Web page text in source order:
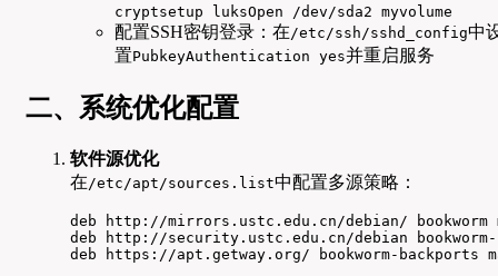
cryptsetup luksOpen /dev/sda2 myvolume
配置SSH密钥登录：在/etc/ssh/sshd_config中
置PubkeyAuthentication yes并重启服务
二、系统优化配置
软件源优化
在/etc/apt/sources.list中配置多源策略：
deb http://mirrors.ustc.edu.cn/debian/
deb http://security.ustc.edu.cn/debian
deb https://apt.getway.org/ bookworm-backports